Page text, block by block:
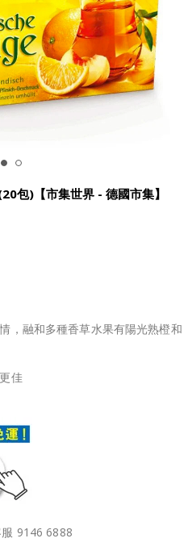
包)【市集世界 - 德國市集】
，融和多種香草水果有陽光熟橙和
佳
9146 6888